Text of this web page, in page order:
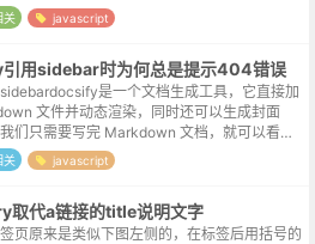
源的。当在页面添加了一个第三方的链接，比
方的音频文件...
关 javascript
用sidebar时为何总是提示404错误
是一个文档生成工具，它直接加
文件并动态渲染，同时还可以生成封面
们只需要写完 Markdown 文档，就可以看到
。小鸟数据博客采用的是Typecho，Type...
关 javascript
取代a链接的title说明文字
页原来是类似下图左侧的，在标签后用括号的